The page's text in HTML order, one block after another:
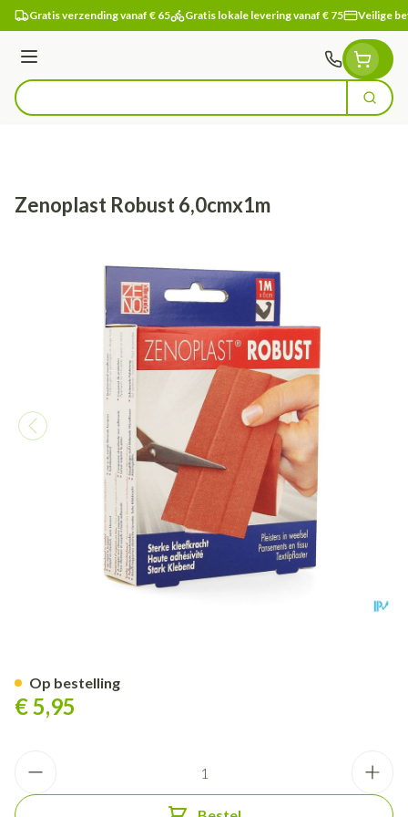
Ga naar de inhoud
Gratis verzending vanaf € 65 Gratis lokale levering vanaf € 75 Veilige
Menu
Product, merk, categorie... Zoek
Zenoplast Robust 6,0cmx1m
€ 5,95
Op bestelling